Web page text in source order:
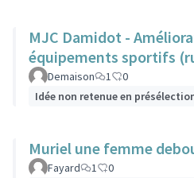
MJC Damidot -
équipements sportifs
Demaison 1
0
Idée non retenue en
Muriel une femme
Fayard 1
0